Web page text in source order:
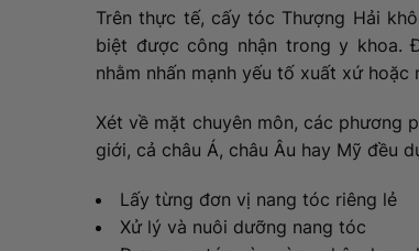
Trên thực tế, cấy tóc Thượng Hải
biệt được công nhận trong y khoa.
nhằm nhấn mạnh yếu tố xuất xứ
Xét về mặt chuyên môn, các phương
giới, cả châu Á, châu Âu hay Mỹ đều
Lấy từng đơn vị nang tóc riêng lẻ
Xử lý và nuôi dưỡng nang tóc